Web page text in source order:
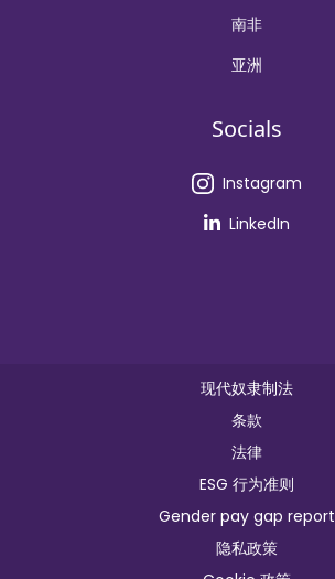
南非
亚洲
Socials
Instagram
LinkedIn
现代奴隶制法
条款
法律
ESG 行为准则
Gender pay gap report
隐私政策